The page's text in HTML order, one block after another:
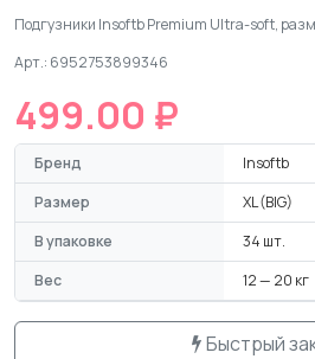
Подгузники Insoftb Premium Ultra-soft,
Арт.: 6952753899346
499.00 ₽
Бренд
Insoftb
Размер
XL (BIG)
В упаковке
34 шт.
Вес
12 — 20 кг
Быстрый